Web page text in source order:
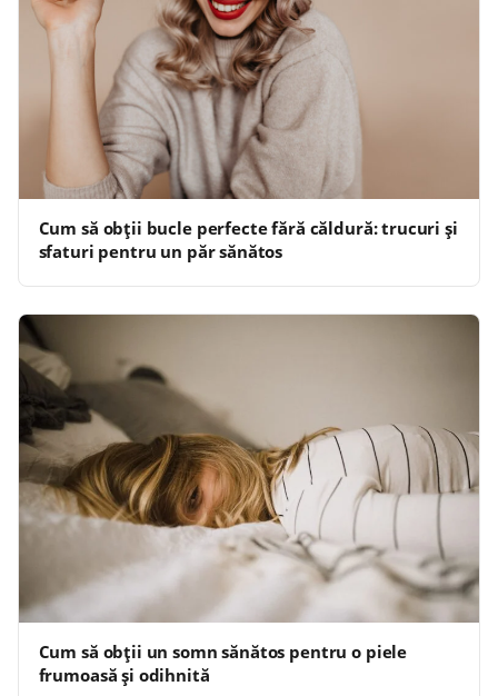
Cum să obții bucle perfecte fără căldură: trucuri și
sfaturi pentru un păr sănătos
Cum să obții un somn sănătos pentru o piele
frumoasă și odihnită